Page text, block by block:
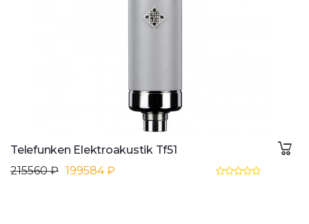
Telefunken Elektroakustik Tf51
215560 ₽ 199584 ₽